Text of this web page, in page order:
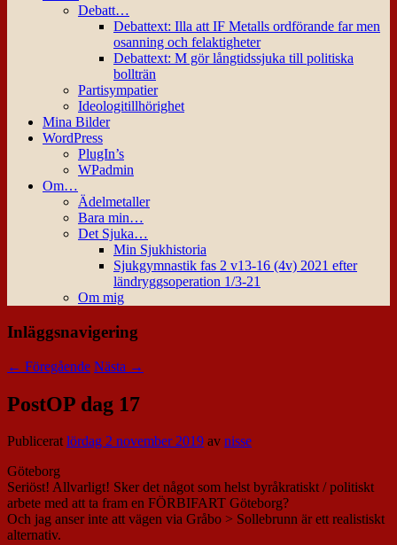
Debatt…
Debattext: Illa att IF Metalls ordförande far men
osanning och felaktigheter
Debattext: M gör långtidssjuka till politiska
bollträn
Partisympatier
Ideologitillhörighet
Mina Bilder
WordPress
PlugIn’s
WPadmin
Om…
Ädelmetaller
Bara min…
Det Sjuka…
Min Sjukhistoria
Sjukgymnastik fas 2 v13-16 (4v) 2021 efter
ländryggsoperation 1/3-21
Om mig
Inläggsnavigering
← Föregående Nästa →
PostOP dag 17
Publiceratlördag 2 november 2019 av nisse
Göteborg
Seriöst! Allvarligt! Sker det något som helst byråkratiskt / politiskt
arbete med att ta fram en FÖRBIFART Göteborg?
Och jag anser inte att vägen via Gråbo > Sollebrunn är ett realistiskt
alternativ.